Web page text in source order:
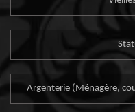
Argenterie (Ménagère,